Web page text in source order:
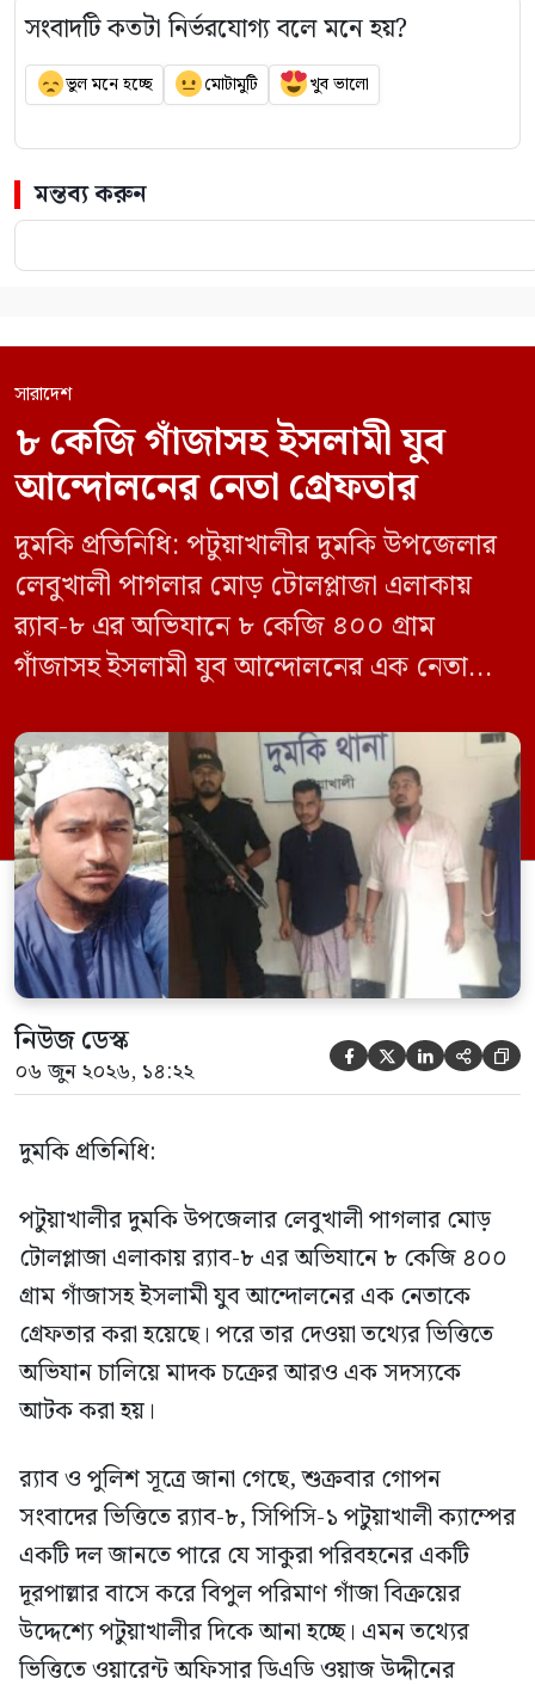
সংবাদটি কতটা নির্ভরযোগ্য বলে মনে হয়?
ভুল মনে হচ্ছে মোটামুটি খুব ভালো
মন্তব্য করুন
সারাদেশ
৮ কেজি গাঁজাসহ ইসলামী যুব
আন্দোলনের নেতা গ্রেফতার
দুমকি প্রতিনিধি: পটুয়াখালীর দুমকি উপজেলার
লেবুখালী পাগলার মোড় টোলপ্লাজা এলাকায়
র‍্যাব-৮ এর অভিযানে ৮ কেজি ৪০০ গ্রাম
গাঁজাসহ ইসলামী যুব আন্দোলনের এক নেতাকে
ভিত্তিতে অভিযান চালিয়ে মাদক চক্রের আরও
এক সদস্যকে আটক করা হয়। র‍্যাব ও পুলিশ
সূত্রে জানা গেছে, শুক্রবার গোপন সংবাদের
ভিত্তিতে র‍্যাব-৮, সিপিসি-১ পটুয়াখালী ক্যাম্পের
[…]
নিউজ ডেস্ক
০৬ জুন ২০২৬, ১৪:২২     
দুমকি প্রতিনিধি:
পটুয়াখালীর দুমকি উপজেলার লেবুখালী পাগলার মোড়
টোলপ্লাজা এলাকায় র‍্যাব-৮ এর অভিযানে ৮ কেজি ৪০০
গ্রাম গাঁজাসহ ইসলামী যুব আন্দোলনের এক নেতাকে
গ্রেফতার করা হয়েছে। পরে তার দেওয়া তথ্যের ভিত্তিতে
অভিযান চালিয়ে মাদক চক্রের আরও এক সদস্যকে
আটক করা হয়।
র‍্যাব ও পুলিশ সূত্রে জানা গেছে, শুক্রবার গোপন
সংবাদের ভিত্তিতে র‍্যাব-৮, সিপিসি-১ পটুয়াখালী ক্যাম্পের
একটি দল জানতে পারে যে সাকুরা পরিবহনের একটি
দূরপাল্লার বাসে করে বিপুল পরিমাণ গাঁজা বিক্রয়ের
উদ্দেশ্যে পটুয়াখালীর দিকে আনা হচ্ছে। এমন তথ্যের
ভিত্তিতে ওয়ারেন্ট অফিসার ডিএডি ওয়াজ উদ্দীনের